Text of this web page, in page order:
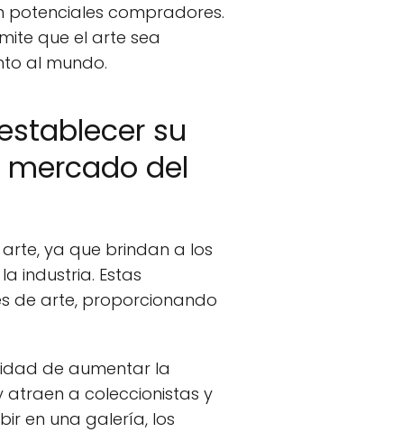
potenciales compradores.
que el arte sea
al mundo.
su
del
ya que brindan a los
industria. Estas
de arte, proporcionando
de aumentar la
atraen a coleccionistas y
en una galería, los